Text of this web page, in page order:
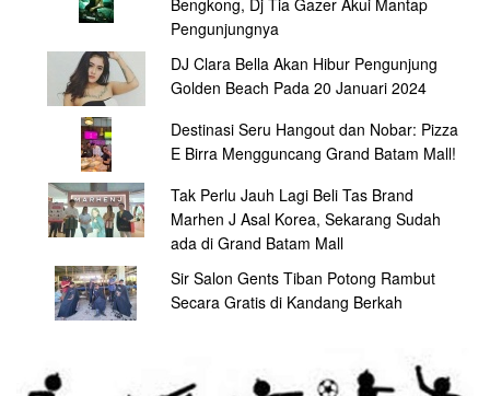
Pengunjungnya
DJ Clara Bella Akan Hibur Pengunjung
Golden Beach Pada 20 Januari 2024
Destinasi Seru Hangout dan Nobar: Pizza
E Birra Mengguncang Grand Batam Mall!
Tak Perlu Jauh Lagi Beli Tas Brand
Marhen J Asal Korea, Sekarang Sudah
ada di Grand Batam Mall
Sir Salon Gents Tiban Potong Rambut
Secara Gratis di Kandang Berkah